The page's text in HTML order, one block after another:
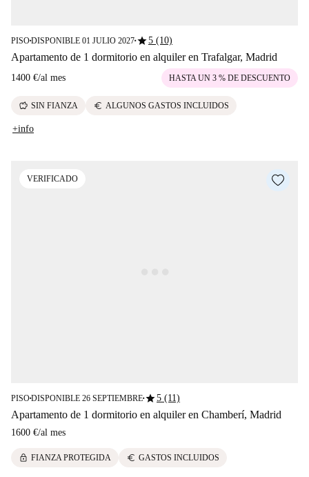
PISO■DISPONIBLE 01 JULIO 2027■star5 (10)
Apartamento de 1 dormitorio en alquiler en Trafalgar, Madrid
1400 €/al mes HASTA UN 3 % DE DESCUENTO
savings SIN FIANZA euro ALGUNOS GASTOS INCLUIDOS
+info
VERIFICADO
PISO■DISPONIBLE 26 SEPTIEMBRE■star5 (11)
Apartamento de 1 dormitorio en alquiler en Chamberí, Madrid
1600 €/al mes
lock FIANZA PROTEGIDA euro GASTOS INCLUIDOS